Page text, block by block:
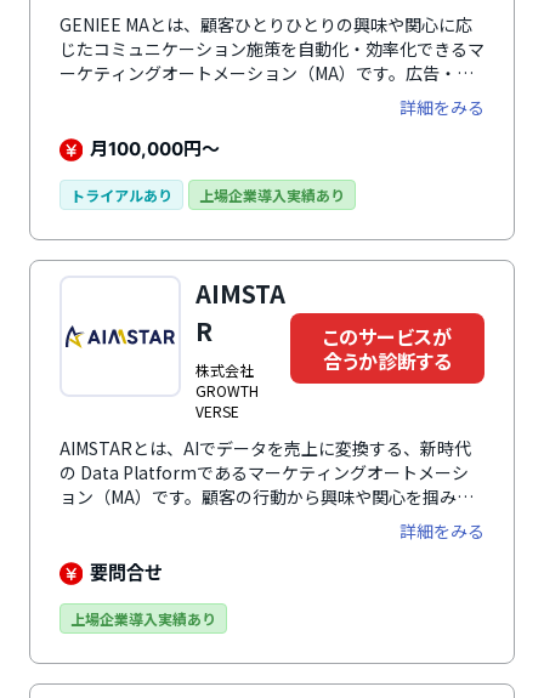
GENIEE MAとは、顧客ひとりひとりの興味や関心に応
じたコミュニケーション施策を自動化・効率化できるマ
ーケティングオートメーション（MA）です。広告・顧
客・外部データなどの多様なデータを取得・統合・分
析・可視化し、統合的なマーケティングで売上アップを
サポートします。
詳細をみる
月100,000円～
トライアルあり 上場企業導入実績あり
AIMSTA
R
株式会社
GROWTH
VERSE
このサービスが
合うか診断する
AIMSTARとは、AIでデータを売上に変換する、新時代
の Data Platformであるマーケティングオートメーシ
ョン（MA）です。顧客の行動から興味や関心を掴み、
顧客に求められる情報を届けるために、AIでの最適な
One to Oneメッセージ作成をはじめとする、データ統
合・分析・施策実行までこれひとつで対応できます。国
ているサービスです。
詳細をみる
要問合せ
上場企業導入実績あり